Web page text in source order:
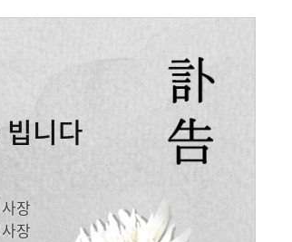
메뉴추가
니다
장
장